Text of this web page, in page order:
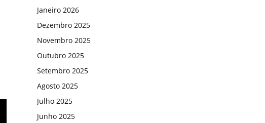
Janeiro 2026
Dezembro 2025
Novembro 2025
Outubro 2025
Setembro 2025
Agosto 2025
Julho 2025
Junho 2025